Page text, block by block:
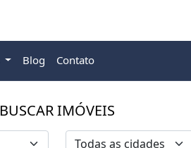
Blog Contato
BUSCAR IMÓVEIS